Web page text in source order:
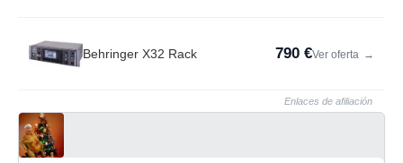
Behringer X32 Rack 790 €Ver oferta →
Enlaces de afiliación